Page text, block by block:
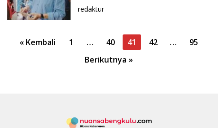
redaktur
« Kembali 1 … 40 41 42 …
95
Berikutnya »